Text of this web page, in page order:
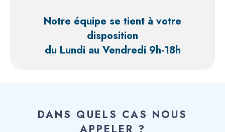
Notre équipe se tient à votre
disposition
du Lundi au Vendredi 9h-18h
DANS QUELS CAS NOUS